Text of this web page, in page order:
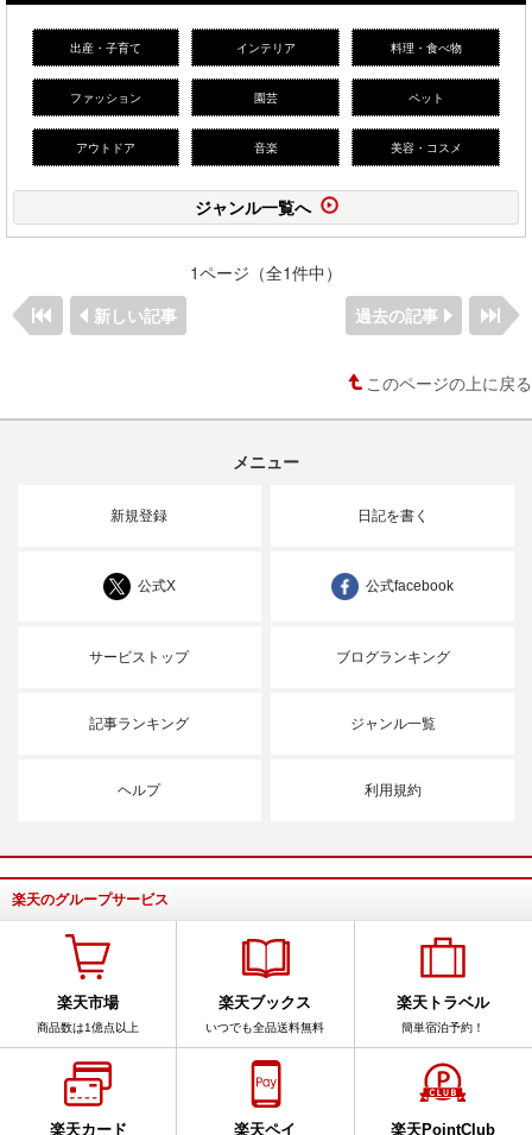
出産・子育て インテリア 料理・食べ物
ファッション 園芸 ペット
アウトドア 音楽 美容・コスメ
ジャンル一覧へ
1ページ（全1件中）
新しい記事
過去の記事
このページの上に戻る
メニュー
新規登録 日記を書く
公式X 公式facebook
サービストップ ブログランキング
記事ランキング ジャンル一覧
ヘルプ 利用規約
楽天のグループサービス
楽天市場
商品数は1億点以上
楽天ブックス
いつでも全品送料無料
楽天トラベル
簡単宿泊予約！
楽天カード 楽天ペイ 楽天PointClub